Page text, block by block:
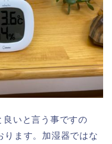
いと言う事ですの
ります。加湿器ではな